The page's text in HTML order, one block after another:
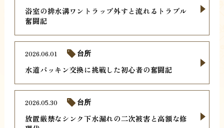
浴室の排水溝ワントラップ外すと流れるトラブル
奮闘記
水道パッキン交換に挑戦した初心者の奮闘記
2026.06.01 台所
放置厳禁なシンク下水漏れの二次被害と高額な修
2026.05.30 台所